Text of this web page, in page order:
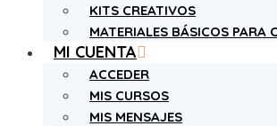
KITS CREATIVOS
MATERIALES BÁSICOS PARA
MI CUENTA
ACCEDER
MIS CURSOS
MIS MENSAJES